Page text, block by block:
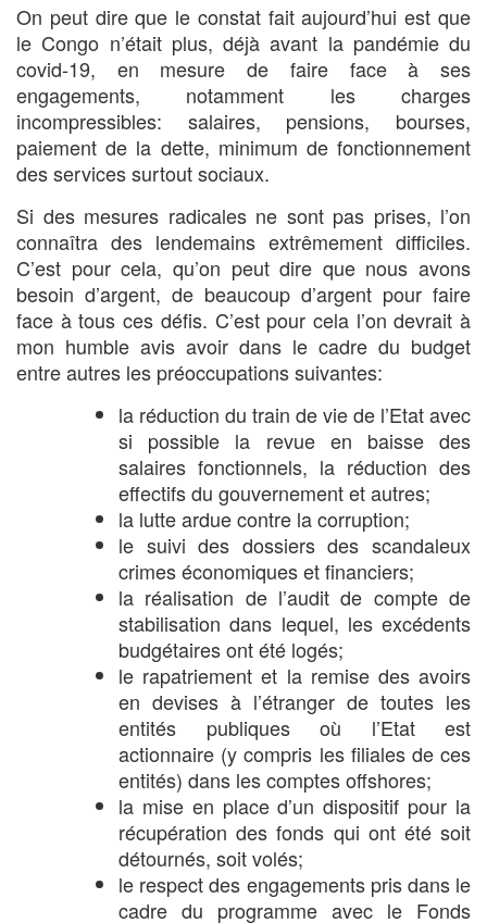
On peut dire que le constat fait aujourd’hui est que
le Congo n’était plus, déjà avant la pandémie du
covid-19, en mesure de faire face à ses
engagements, notamment les charges
incompressibles: salaires, pensions, bourses,
paiement de la dette, minimum de fonctionnement
des services surtout sociaux.
Si des mesures radicales ne sont pas prises, l’on
connaîtra des lendemains extrêmement difficiles.
C’est pour cela, qu’on peut dire que nous avons
besoin d’argent, de beaucoup d’argent pour faire
face à tous ces défis. C’est pour cela l’on devrait à
mon humble avis avoir dans le cadre du budget
entre autres les préoccupations suivantes:
la réduction du train de vie de l’Etat avec
si possible la revue en baisse des
salaires fonctionnels, la réduction des
effectifs du gouvernement et autres;
la lutte ardue contre la corruption;
le suivi des dossiers des scandaleux
crimes économiques et financiers;
la réalisation de l’audit de compte de
stabilisation dans lequel, les excédents
budgétaires ont été logés;
le rapatriement et la remise des avoirs
en devises à l’étranger de toutes les
entités publiques où l’Etat est
actionnaire (y compris les filiales de ces
entités) dans les comptes offshores;
la mise en place d’un dispositif pour la
récupération des fonds qui ont été soit
détournés, soit volés;
le respect des engagements pris dans le
cadre du programme avec le Fonds